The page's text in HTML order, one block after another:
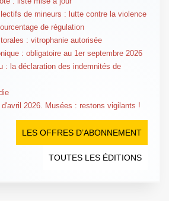
de mineurs : lutte contre la violence
de régulation
: vitrophanie autorisée
: obligatoire au 1er septembre 2026
: la déclaration des indemnités de
2026. Musées : restons vigilants !
LES OFFRES D’ABONNEMENT
TOUTES LES ÉDITIONS